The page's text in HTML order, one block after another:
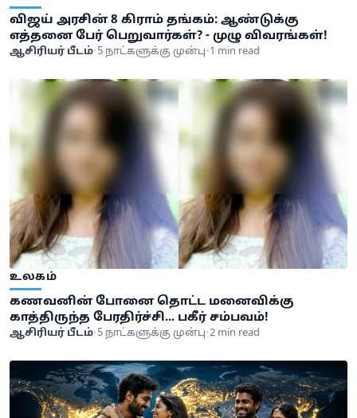
விஜய் அரசின் 8 கிராம் தங்கம்: ஆண்டுக்கு
எத்தனை பேர் பெறுவார்கள்? - முழு விவரங்கள்!
ஆசிரியர் பீடம்•5 நாட்களுக்கு முன்பு•1 min read
உலகம்
கணவனின் போனை தொட்ட மனைவிக்கு
காத்திருந்த பேரதிர்ச்சி... பகீர் சம்பவம்!
ஆசிரியர் பீடம்•5 நாட்களுக்கு முன்பு•2 min read